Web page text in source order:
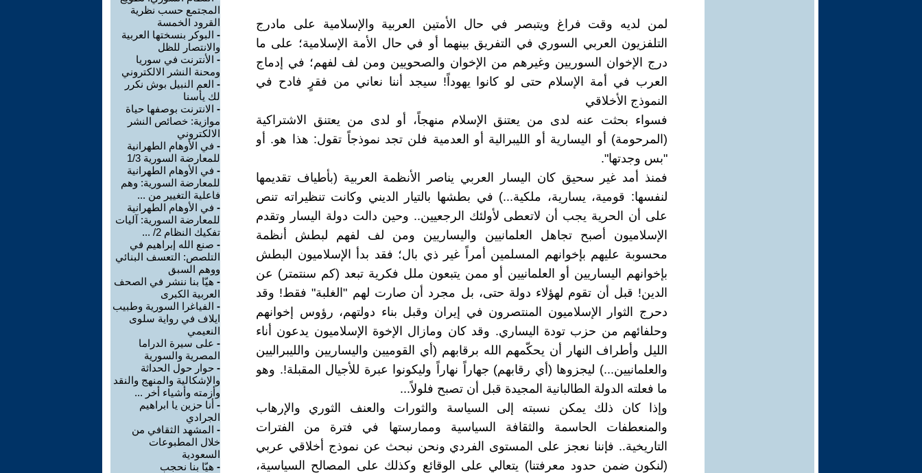
لمن لديه وقت فراغ ويتبصر في حال الأمتين العربية والإسلامية على مادرج
التلفزيون العربي السوري في التفريق بينهما أو في حال الأمة الإسلامية؛ على ما
درج الإخوان السوريين وغيرهم من الإخوان والصحويين ومن لف لفهم؛ في إدماج
العرب في أمة الإسلام حتى لو كانوا يهوداً! سيجد أننا نعاني من فقرٍ فادح في
النموذج الأخلاقي
فسواء بحثت عنه لدى من يعتنق الإسلام منهجاً، أو لدى من يعتنق الاشتراكية
(المرحومة) أو اليسارية أو الليبرالية أو العدمية فلن تجد نموذجاً تقول: هذا هو. أو
"بس وجدتها".
فمنذ أمد غير سحيق كان اليسار العربي يناصر الأنظمة العربية (بأطياف تقديمها
لنفسها: قومية، يسارية، ملكية...) في بطشها بالتيار الديني وكانت تنظيراته تنص
على أن الحرية يجب أن لاتعطى لأولئك الرجعيين.. وحين دالت دولة اليسار وتقدم
الإسلاميون أصبح تجاهل العلمانيين واليساريين ومن لف لفهم لبطش أنظمة
محسوبة عليهم بإخوانهم المسلمين أمراً غير ذي بال؛ فقد بدأ الإسلاميون البطش
بإخوانهم اليساريين أو العلمانيين أو ممن يتبعون ملل فكرية تبعد (كم سنتمتر) عن
الدين! قبل أن تقوم لهؤلاء دولة حتى، بل مجرد أن صارت لهم "الغلبة" فقط! وقد
دحرج الثوار الإسلاميون المنتصرون في إيران وقبل بناء دولتهم، رؤوس إخوانهم
وحلفائهم من حزب تودة اليساري. وقد كان ومازال الإخوة الإسلاميون يدعون أناء
الليل وأطراف النهار أن يحكّمهم الله برقابهم (أي القوميين واليساريين والليبراليين
والعلمانيين...) ليجزوها (أي رقابهم) جهاراً نهاراً وليكونوا عبرة للأجيال المقبلة!. وهو
ما فعلته الدولة الطالبانية المجيدة قبل أن تصبح فلولاً...
وإذا كان ذلك يمكن نسبته إلى السياسة والثورات والعنف الثوري والإرهاب
والمنعطفات الحاسمة والثقافة السياسية وممارستها في فترة من الفترات
التاريخية.. فإننا نعجز على المستوى الفردي ونحن نبحث عن نموذج أخلاقي عربي
(لنكون ضمن حدود معرفتنا) يتعالي على الوقائع وكذلك على المصالح السياسية،
المجتمع حسب نظرية
القرود الخمسة
- البوكر بنسختها العربية
والانتصار للظل
- الأنترنت في سوريا
ومحنة النشر الالكتروني
- العم النبيل بوش نكرر
لك يأسنا
- الانترنت بوصفها حياة
موازية: خصائص النشر
الالكتروني
- في الأوهام الطهرانية
للمعارضة السورية 1/3
- في الأوهام الطهرانية
للمعارضة السورية: وهم
فاعلية التغيير من ...
- في الأوهام الطهرانية
للمعارضة السورية: آليات
تفكيك النظام 2/ ...
- صنع الله إبراهيم في
التلصص: التعسف البنائي
ووهم السبق
- هيّا بنا ننشر في الصحف
العربية الكبرى
- الفياغرا السورية وطبيب
ايلاف في رواية سلوى
النعيمي
- على سيرة الدراما
المصرية والسورية
- حوار حول الحداثة
والإشكالية والمنهج والنقد
وأزمته وأشياء أخر ...
- أنا حزين يا ابراهيم
الجرادي
- المشهد الثقافي من
خلال المطبوعات
السعودية
- هيّا بنا نحجب